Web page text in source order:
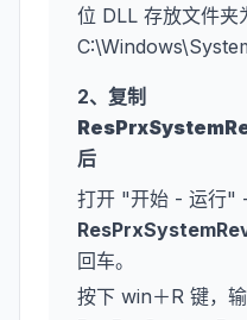
位 DLL 存放文件夹
2、复制
后
打开 "开始 - 运行"
回车。
按下 win＋R 键，